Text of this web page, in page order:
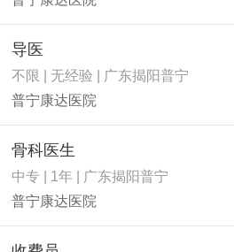
导医
不限 | 无经验 | 广东揭阳普宁
普宁康达医院
骨科医生
中专 | 1年 | 广东揭阳普宁
普宁康达医院